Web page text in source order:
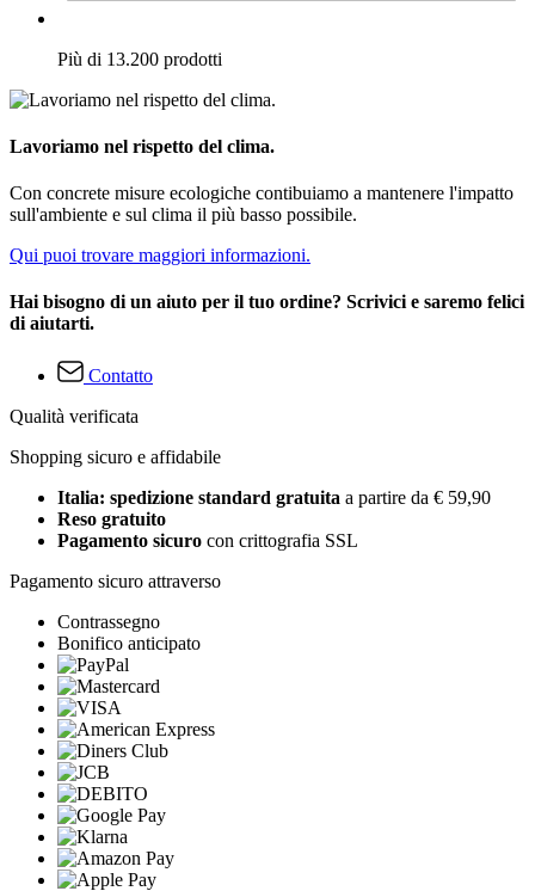
Più di 13.200 prodotti
Lavoriamo nel rispetto del clima.
Con concrete misure ecologiche contibuiamo a mantenere l'impatto
sull'ambiente e sul clima il più basso possibile.
Qui puoi trovare maggiori informazioni.
Hai bisogno di un aiuto per il tuo ordine? Scrivici e saremo felici
di aiutarti.
Contatto
Qualità verificata
Shopping sicuro e affidabile
Italia: spedizione standard gratuita a partire da € 59,90
Reso gratuito
Pagamento sicuro con crittografia SSL
Pagamento sicuro attraverso
Contrassegno
Bonifico anticipato